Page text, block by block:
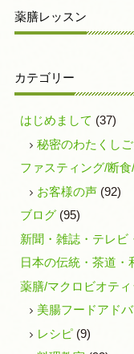
薬膳レッスン
カテゴリー
はじめまして (37)
秘密のわたくしご
ファスティング/断食
お客様の声 (92)
ブログ(95)
新聞・雑誌・テレビ
日本の伝統・茶道・
薬膳/マクロビオティ
美腸フードアド
レシピ (9)